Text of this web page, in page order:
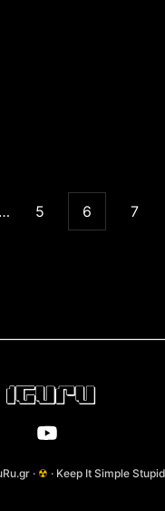
… 5 6 7
· ☢ · Keep It Simple